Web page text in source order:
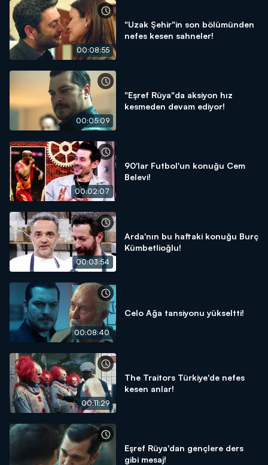
00:08:55
"Uzak Şehir"in son bölümünden
nefes kesen sahneler!
00:05:09
"Eşref Rüya"da aksiyon hız
kesmeden devam ediyor!
00:02:07
90'lar Futbol'un konuğu Cem
Belevi!
00:03:54
Arda'nın bu haftaki konuğu Burç
Kümbetlioğlu!
00:08:40
Celo Ağa tansiyonu yükseltti!
00:11:29
The Traitors Türkiye'de nefes
kesen anlar!
Eşref Rüya'dan gençlere ders
gibi mesaj!